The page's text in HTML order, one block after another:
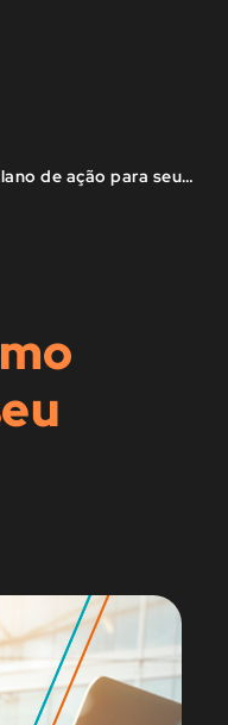
Redução de custos: o que é e como montar um plano de ação para seu negócio